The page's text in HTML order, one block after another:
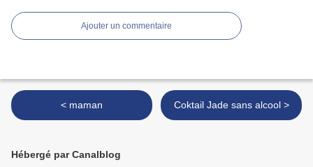
Ajouter un commentaire
< maman Coktail Jade sans alcool >
Hébergé par Canalblog